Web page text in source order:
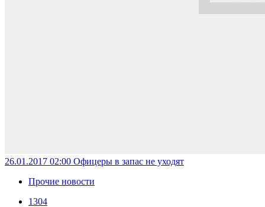
26.01.2017 02:00 Офицеры в запас не уходят
Прочие новости
1304